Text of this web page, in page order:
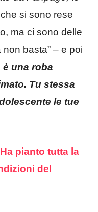
si sono rese
ma ci sono delle
basta” – e poi
una roba
Tu stessa
le tue
pianto tutta la
del